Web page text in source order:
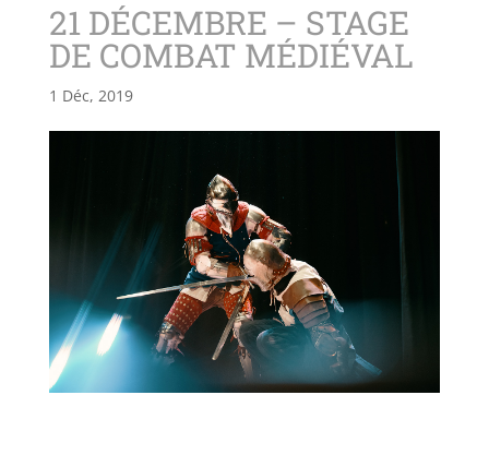
21 DÉCEMBRE – STAGE
DE COMBAT MÉDIÉVAL
1 Déc, 2019